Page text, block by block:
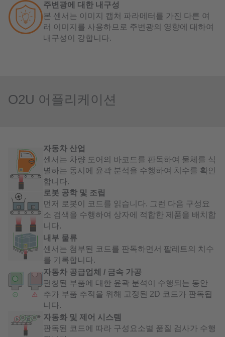
주변광에 대한 내구성
본 센서는 이미지 캡처 파라메터를 가진 다른 여
러 이미지를 사용하므로 주변광의 영향에 대하여
내구성이 강합니다.
O2U 어플리케이션
자동차 산업
센서는 차량 도어의 바코드를 판독하여 물체를 식
별하는 동시에 윤곽 분석을 수행하여 치수를 확인
합니다.
로봇 공학 및 조립
먼저 로봇이 코드를 읽습니다. 그런 다음 구성요
소 검색을 수행하여 상자에 적합한 제품을 배치합
니다.
내부 물류
센서는 첨부된 코드를 판독하면서 팔레트의 치수
를 기록합니다.
자동차 공급업체 / 금속 가공
펀칭된 부품에 대한 윤곽 분석이 수행되는 동안
추가 부품 추적을 위해 고정된 2D 코드가 판독됩
니다.
자동화 및 제어 시스템
판독된 코드에 따라 구성요소별 품질 검사가 수행